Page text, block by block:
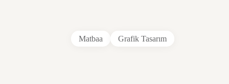
Matbaa Grafik Tasarım